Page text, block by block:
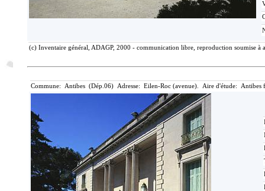
(c) Inventaire général, ADAGP, 2000 - communication libre, reproduction soumise à
Commune: Antibes (Dép.06) Adresse: Eilen-Roc (avenue). Aire d'étude: Antibes